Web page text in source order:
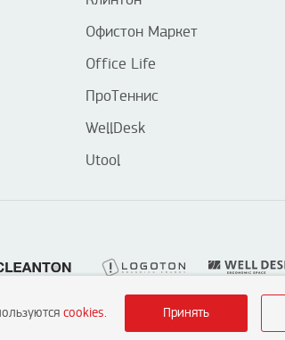
Офистон Маркет
Office Life
ПроТеннис
WellDesk
Utool
cookies. Принять